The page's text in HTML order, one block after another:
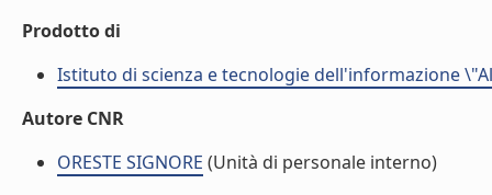
Prodotto di
Istituto di scienza e tecnologie dell'informazione
Autore CNR
ORESTE SIGNORE (Unità di personale interno)